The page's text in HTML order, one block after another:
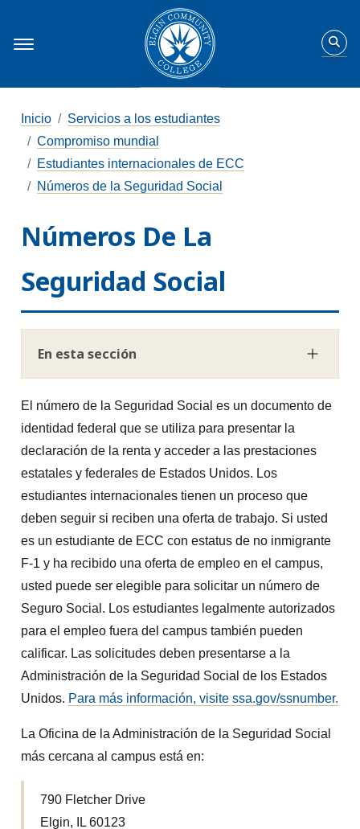
Inicio
Servicios a los estudiantes
Compromiso mundial
Estudiantes internacionales de ECC
Números de la Seguridad Social
Números De La
Seguridad Social
En esta sección
El número de la Seguridad Social es un documento de
identidad federal que se utiliza para presentar la
declaración de la renta y acceder a las prestaciones
estatales y federales de Estados Unidos. Los
estudiantes internacionales tienen un proceso que
deben seguir si reciben una oferta de trabajo. Si usted
es un estudiante de ECC con estatus de no inmigrante
F-1 y ha recibido una oferta de empleo en el campus,
usted puede ser elegible para solicitar un número de
Seguro Social. Los estudiantes legalmente autorizados
para el empleo fuera del campus también pueden
calificar. Las solicitudes deben presentarse a la
Administración de la Seguridad Social de los Estados
Unidos. Para más información, visite ssa.gov/ssnumber.
La Oficina de la Administración de la Seguridad Social
más cercana al campus está en:
790 Fletcher Drive
Elgin, IL 60123